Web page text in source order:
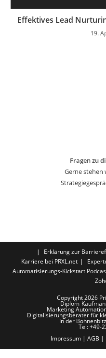
Effektives Lead
19.
Fragen zu
Gerne stehen
Erklärung zur
Karriere bei PRXL.net
Automatisierungs-Kickstart
Copyright 2026
Diplom-
Marketing
Digitalisierungsberater für
In der
Tel: +49-
Impressum | AGB |